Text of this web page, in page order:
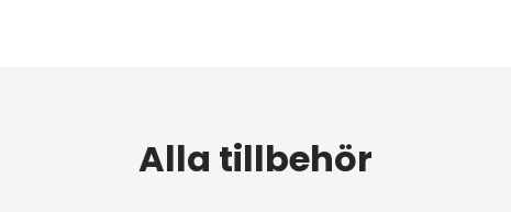
Alla tillbehör